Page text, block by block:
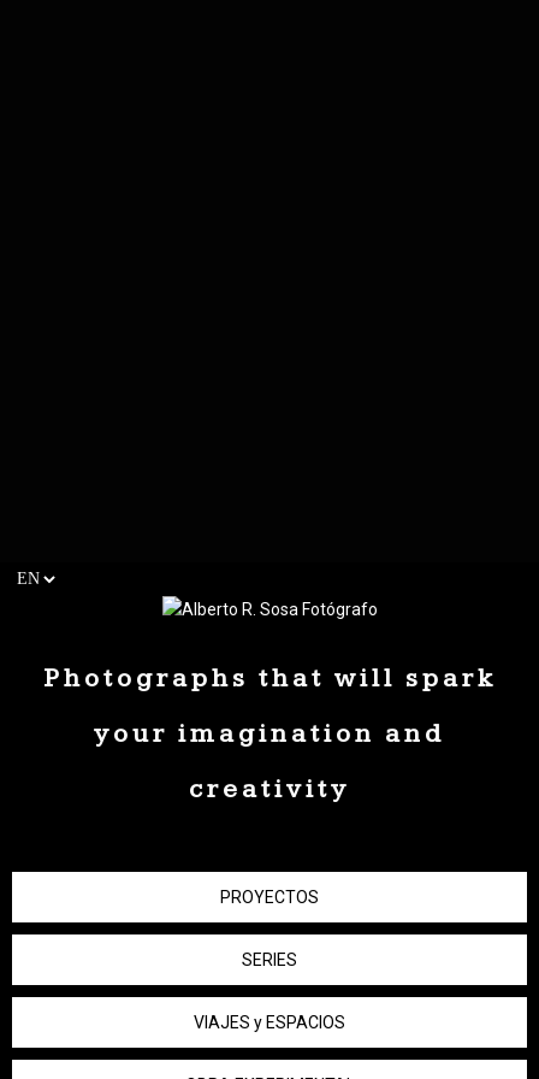
Photographs that will spark
your imagination and
creativity
PROYECTOS
SERIES
VIAJES y ESPACIOS